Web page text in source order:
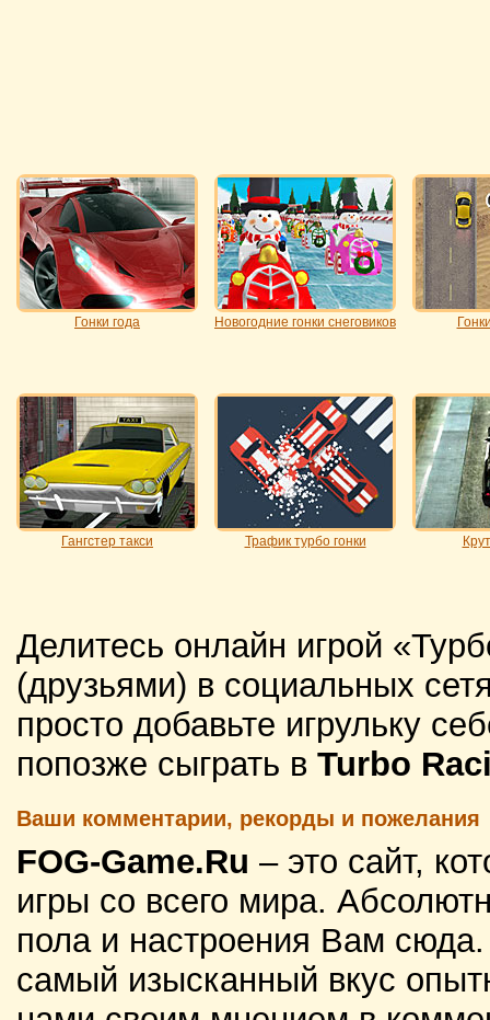
Гонки года Новогодние гонки снеговиков
Гангстер такси Трафик турбо гонки
Делитесь онлайн игрой
(друзьями) в социальных
просто добавьте игрульку
попозже сыграть в Turbo
Ваши комментарии, рекорды и пожелания
FOG-Game.Ru – это сайт,
игры со всего мира.
пола и настроения Вам
самый изысканный вкус